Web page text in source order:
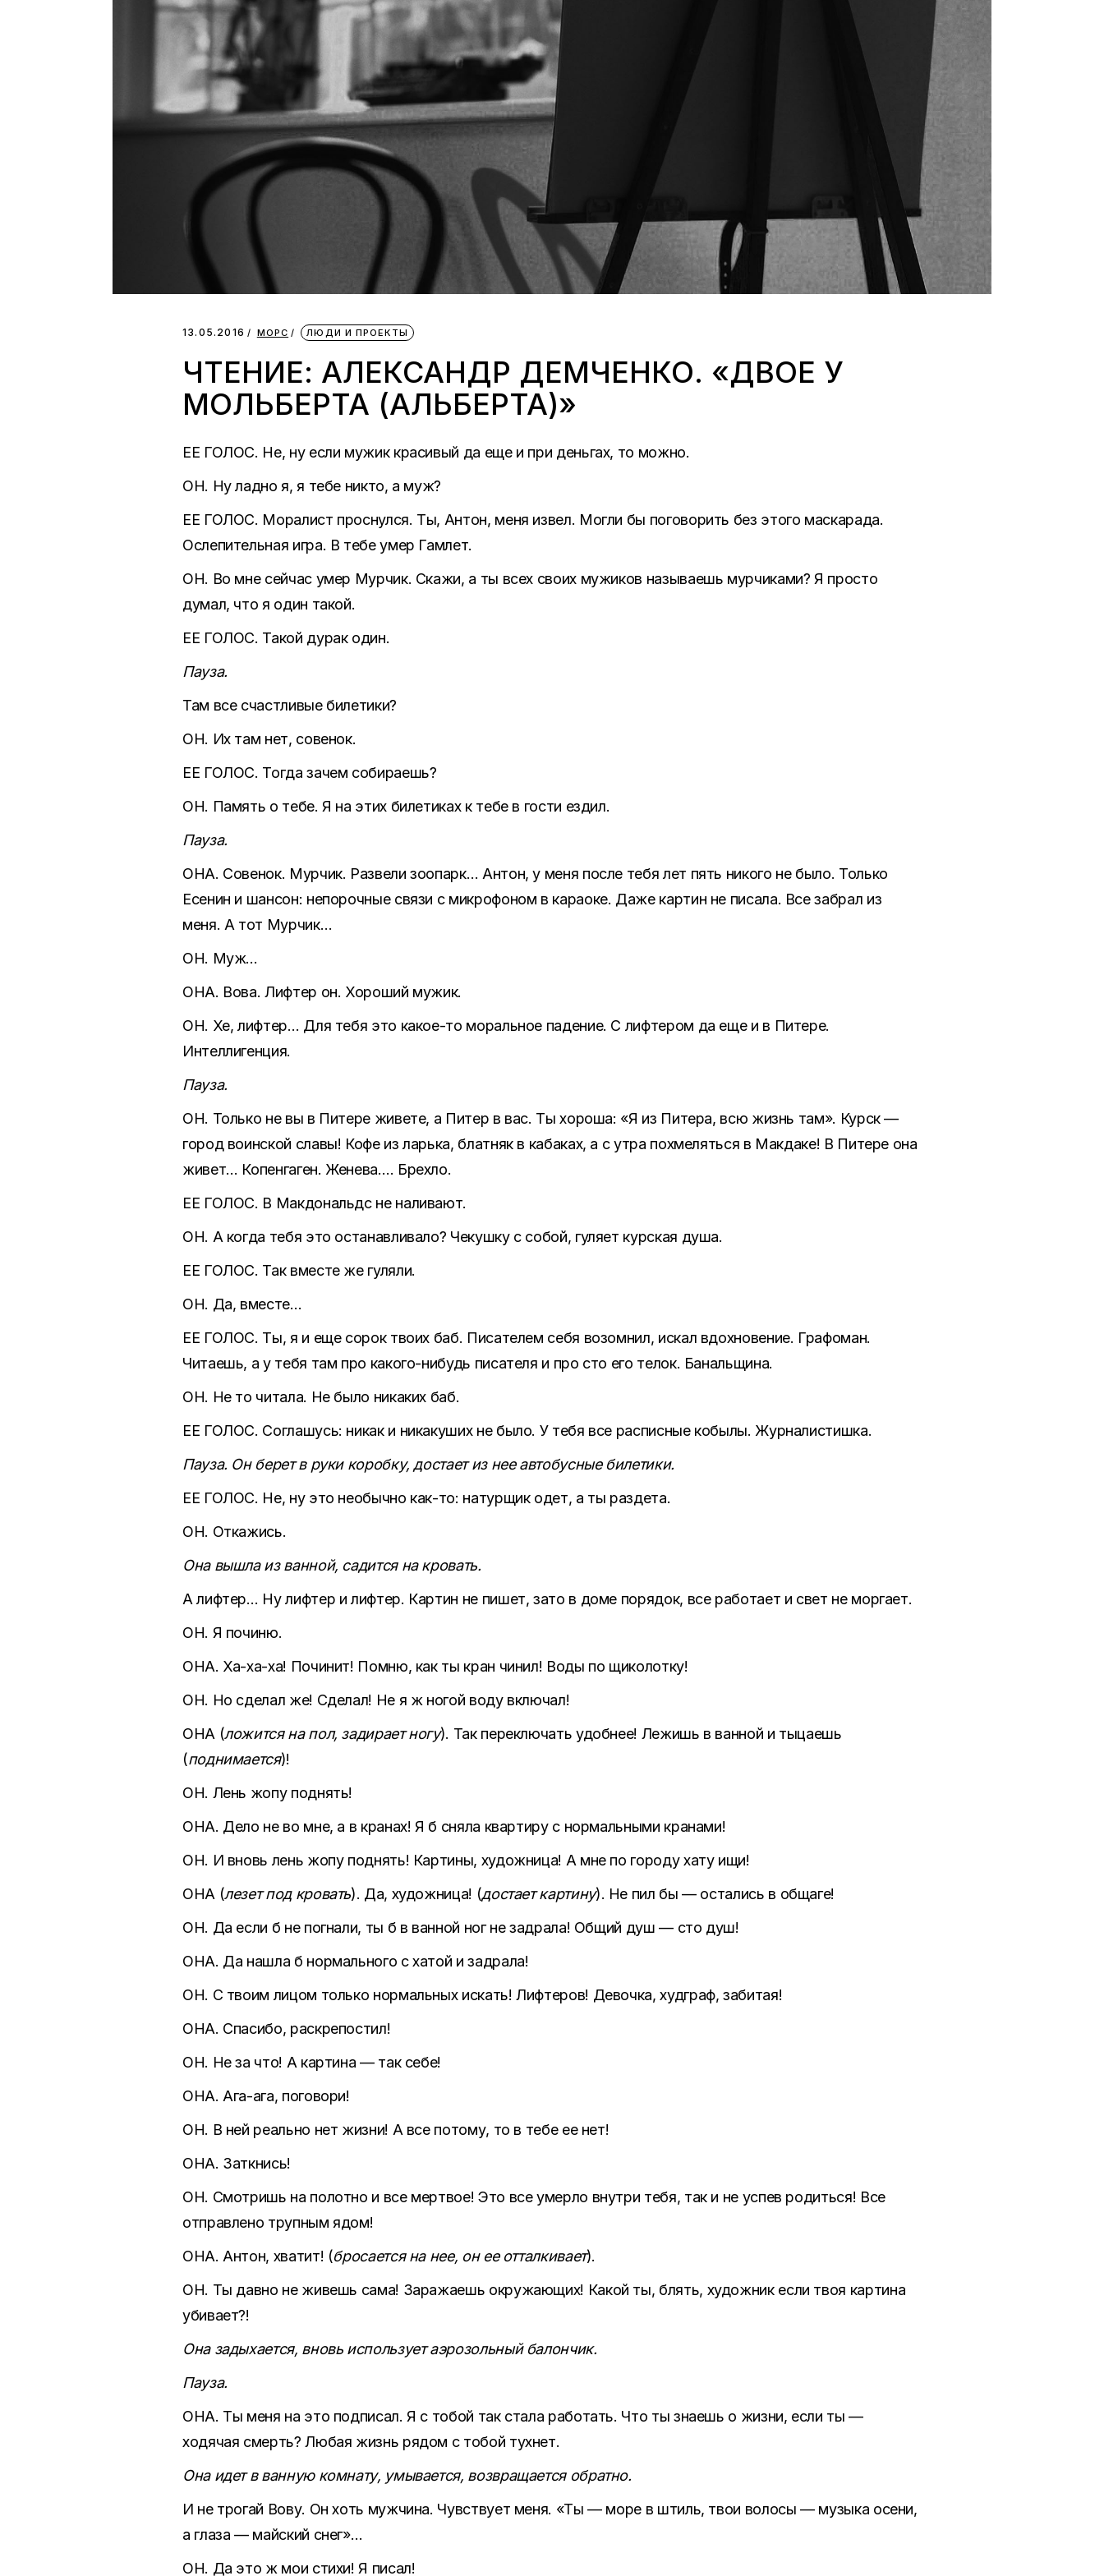
13.05.2016 МОРС ЛЮДИ И ПРОЕКТЫ
ЧТЕНИЕ: АЛЕКСАНДР ДЕМЧЕНКО. «ДВОЕ У
МОЛЬБЕРТА (АЛЬБЕРТА)»
ЕЕ ГОЛОС. Не, ну если мужик красивый да еще и при деньгах, то можно.
ОН. Ну ладно я, я тебе никто, а муж?
ЕЕ ГОЛОС. Моралист проснулся. Ты, Антон, меня извел. Могли бы поговорить без этого маскарада.
Ослепительная игра. В тебе умер Гамлет.
ОН. Во мне сейчас умер Мурчик. Скажи, а ты всех своих мужиков называешь мурчиками? Я просто
думал, что я один такой.
ЕЕ ГОЛОС. Такой дурак один.
Пауза.
Там все счастливые билетики?
ОН. Их там нет, совенок.
ЕЕ ГОЛОС. Тогда зачем собираешь?
ОН. Память о тебе. Я на этих билетиках к тебе в гости ездил.
Пауза.
ОНА. Совенок. Мурчик. Развели зоопарк… Антон, у меня после тебя лет пять никого не было. Только
Есенин и шансон: непорочные связи с микрофоном в караоке. Даже картин не писала. Все забрал из
меня. А тот Мурчик…
ОН. Муж…
ОНА. Вова. Лифтер он. Хороший мужик.
ОН. Хе, лифтер… Для тебя это какое-то моральное падение. С лифтером да еще и в Питере.
Интеллигенция.
Пауза.
ОН. Только не вы в Питере живете, а Питер в вас. Ты хороша: «Я из Питера, всю жизнь там». Курск —
город воинской славы! Кофе из ларька, блатняк в кабаках, а с утра похмеляться в Макдаке! В Питере она
живет… Копенгаген. Женева…. Брехло.
ЕЕ ГОЛОС. В Макдональдс не наливают.
ОН. А когда тебя это останавливало? Чекушку с собой, гуляет курская душа.
ЕЕ ГОЛОС. Так вместе же гуляли.
ОН. Да, вместе…
ЕЕ ГОЛОС. Ты, я и еще сорок твоих баб. Писателем себя возомнил, искал вдохновение. Графоман.
Читаешь, а у тебя там про какого-нибудь писателя и про сто его телок. Банальщина.
ОН. Не то читала. Не было никаких баб.
ЕЕ ГОЛОС. Соглашусь: никак и никакуших не было. У тебя все расписные кобылы. Журналистишка.
Пауза. Он берет в руки коробку, достает из нее автобусные билетики.
ЕЕ ГОЛОС. Не, ну это необычно как-то: натурщик одет, а ты раздета.
ОН. Откажись.
Она вышла из ванной, садится на кровать.
А лифтер… Ну лифтер и лифтер. Картин не пишет, зато в доме порядок, все работает и свет не моргает.
ОН. Я починю.
ОНА. Ха-ха-ха! Починит! Помню, как ты кран чинил! Воды по щиколотку!
ОН. Но сделал же! Сделал! Не я ж ногой воду включал!
ОНА (ложится на пол, задирает ногу). Так переключать удобнее! Лежишь в ванной и тыцаешь
(поднимается)!
ОН. Лень жопу поднять!
ОНА. Дело не во мне, а в кранах! Я б сняла квартиру с нормальными кранами!
ОН. И вновь лень жопу поднять! Картины, художница! А мне по городу хату ищи!
ОНА (лезет под кровать). Да, художница! (достает картину). Не пил бы — остались в общаге!
ОН. Да если б не погнали, ты б в ванной ног не задрала! Общий душ — сто душ!
ОНА. Да нашла б нормального с хатой и задрала!
ОН. С твоим лицом только нормальных искать! Лифтеров! Девочка, худграф, забитая!
ОНА. Спасибо, раскрепостил!
ОН. Не за что! А картина — так себе!
ОНА. Ага-ага, поговори!
ОН. В ней реально нет жизни! А все потому, то в тебе ее нет!
ОНА. Заткнись!
ОН. Смотришь на полотно и все мертвое! Это все умерло внутри тебя, так и не успев родиться! Все
отправлено трупным ядом!
ОНА. Антон, хватит! (бросается на нее, он ее отталкивает).
ОН. Ты давно не живешь сама! Заражаешь окружающих! Какой ты, блять, художник если твоя картина
убивает?!
Она задыхается, вновь использует аэрозольный балончик.
Пауза.
ОНА. Ты меня на это подписал. Я с тобой так стала работать. Что ты знаешь о жизни, если ты —
ходячая смерть? Любая жизнь рядом с тобой тухнет.
Она идет в ванную комнату, умывается, возвращается обратно.
И не трогай Вову. Он хоть мужчина. Чувствует меня. «Ты — море в штиль, твои волосы — музыка осени,
а глаза — майский снег»…
ОН. Да это ж мои стихи! Я писал!